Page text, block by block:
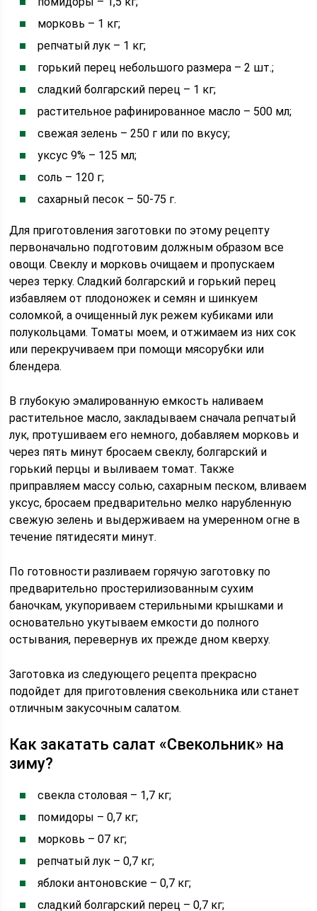
морковь – 1 кг;
репчатый лук – 1 кг;
горький перец небольшого размера – 2 шт.;
сладкий болгарский перец – 1 кг;
растительное рафинированное масло – 500 мл;
свежая зелень – 250 г или по вкусу;
уксус 9% – 125 мл;
соль – 120 г;
сахарный песок – 50-75 г.
Для приготовления заготовки по этому рецепту
первоначально подготовим должным образом все
овощи. Свеклу и морковь очищаем и пропускаем
через терку. Сладкий болгарский и горький перец
избавляем от плодоножек и семян и шинкуем
соломкой, а очищенный лук режем кубиками или
полукольцами. Томаты моем, и отжимаем из них сок
или перекручиваем при помощи мясорубки или
блендера.
В глубокую эмалированную емкость наливаем
растительное масло, закладываем сначала репчатый
лук, протушиваем его немного, добавляем морковь и
через пять минут бросаем свеклу, болгарский и
горький перцы и выливаем томат. Также
приправляем массу солью, сахарным песком, вливаем
уксус, бросаем предварительно мелко нарубленную
свежую зелень и выдерживаем на умеренном огне в
течение пятидесяти минут.
По готовности разливаем горячую заготовку по
предварительно простерилизованным сухим
баночкам, укупориваем стерильными крышками и
основательно укутываем емкости до полного
остывания, перевернув их прежде дном кверху.
Заготовка из следующего рецепта прекрасно
подойдет для приготовления свекольника или станет
отличным закусочным салатом.
Как закатать салат «Свекольник» на
зиму?
свекла столовая – 1,7 кг;
помидоры – 0,7 кг;
морковь – 07 кг;
репчатый лук – 0,7 кг;
яблоки антоновские – 0,7 кг;
сладкий болгарский перец – 0,7 кг;